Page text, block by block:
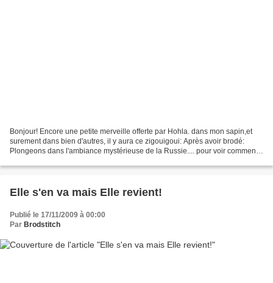
Bonjour! Encore une petite merveille offerte par Hohla. dans mon sapin,et
surement dans bien d'autres, il y aura ce zigouigoui: Après avoir brodé:
Plongeons dans l'ambiance mystérieuse de la Russie.... pour voir comment
Elle s'en va mais Elle revient!
Publié le 17/11/2009 à 00:00
Par Brodstitch